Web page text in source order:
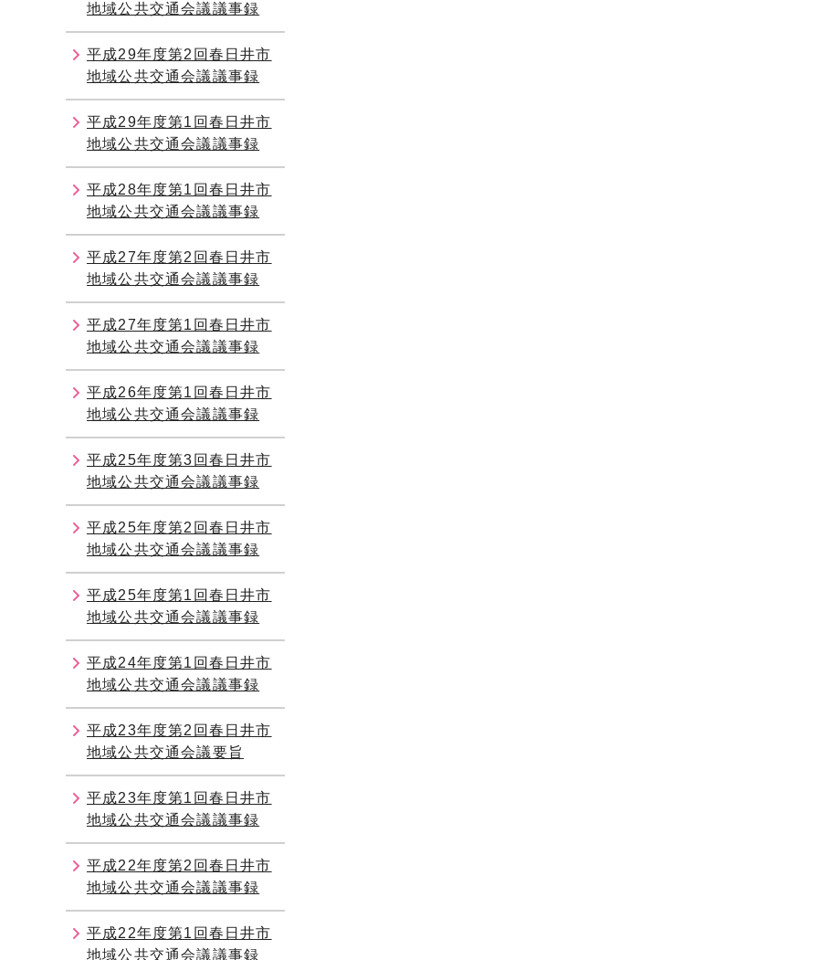
地域公共交通会議議事録
平成29年度第2回春日井市
地域公共交通会議議事録
平成29年度第1回春日井市
地域公共交通会議議事録
平成28年度第1回春日井市
地域公共交通会議議事録
平成27年度第2回春日井市
地域公共交通会議議事録
平成27年度第1回春日井市
地域公共交通会議議事録
平成26年度第1回春日井市
地域公共交通会議議事録
平成25年度第3回春日井市
地域公共交通会議議事録
平成25年度第2回春日井市
地域公共交通会議議事録
平成25年度第1回春日井市
地域公共交通会議議事録
平成24年度第1回春日井市
地域公共交通会議議事録
平成23年度第2回春日井市
地域公共交通会議要旨
平成23年度第1回春日井市
地域公共交通会議議事録
平成22年度第2回春日井市
地域公共交通会議議事録
平成22年度第1回春日井市
地域公共交通会議議事録